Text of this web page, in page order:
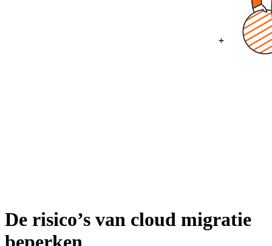
De risico’s van cloud migratie